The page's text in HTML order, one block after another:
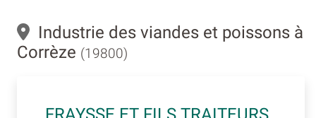
Industrie des viandes et poissons à
Corrèze (19800)